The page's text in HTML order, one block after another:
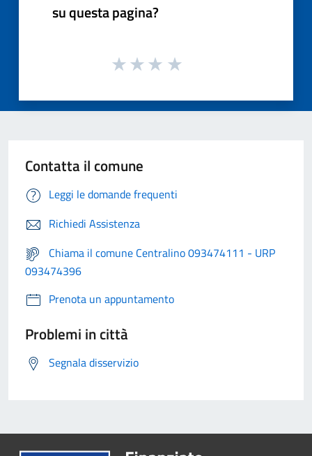
su questa pagina?
Contatta il comune
Leggi le domande frequenti
Richiedi Assistenza
Chiama il comune Centralino 093474111 - URP
093474396
Prenota un appuntamento
Problemi in città
Segnala disservizio